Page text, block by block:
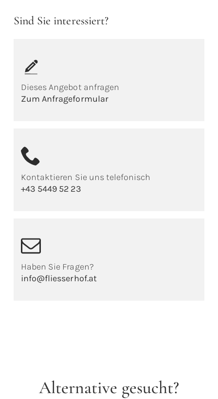
Sind Sie interessiert?
Dieses Angebot anfragen
Zum Anfrageformular
Kontaktieren Sie uns telefonisch
+43 5449 52 23
Haben Sie Fragen?
info@fliesserhof.at
Alternative gesucht?